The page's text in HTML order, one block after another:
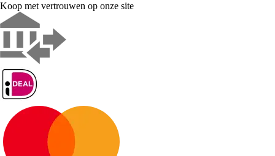
Koop met vertrouwen op onze site